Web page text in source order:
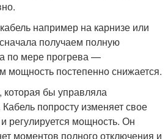
например на карнизе или
получаем полную
по мере прогрева —
мощность постепенно снижается.
которая бы управляла
попросту изменяет свое
регулируется мощность. Он
моментов полного отключения и